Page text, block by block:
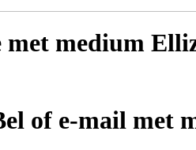
met medium
of e-mail met